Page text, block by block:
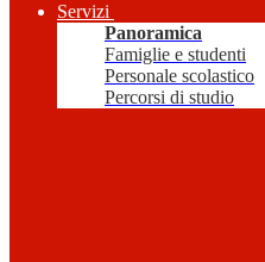
Servizi
Panoramica
Famiglie e studenti
Personale scolastico
Percorsi di studio